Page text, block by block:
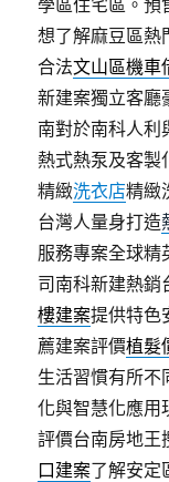
學區住宅區。預
想了解麻豆區熱
合法文山區機車
新建案獨立客廳
南對於南科人利
熱式熱泵及客製
精緻洗衣店精緻
台灣人量身打造
服務專案全球精
司南科新建熱銷
樓建案提供特色
薦建案評價植髮
生活習慣有所不
化與智慧化應用
評價台南房地王
口建案了解安定